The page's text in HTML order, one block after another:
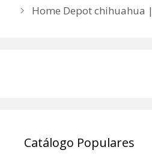
Home Depot chihuahua
Catálogo Populares